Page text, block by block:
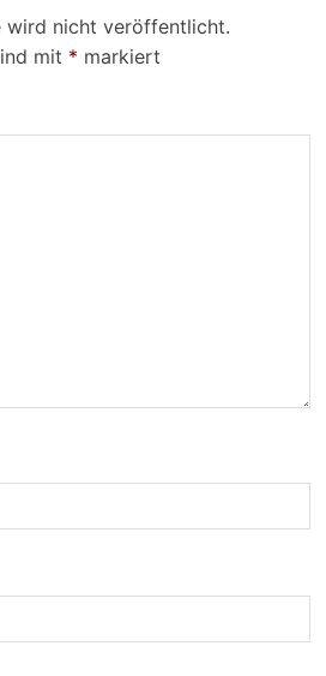
wird nicht veröffentlicht.
mit * markiert